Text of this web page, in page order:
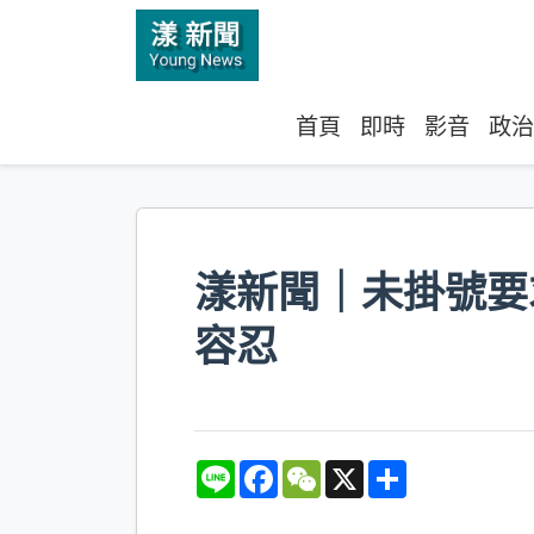
首頁 即時 影音 政治
漾新聞｜未掛號
容忍
L
F
W
X